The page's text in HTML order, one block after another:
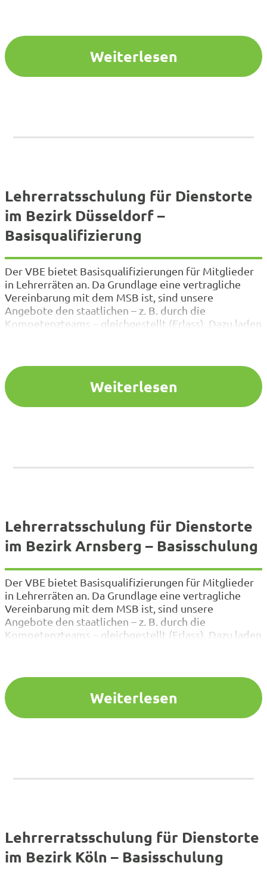
Themenbereiche: z.B. Entlastungsmöglichkeiten,
Kompetenzen der Lehrerkonferenz, Umgang mit…
Weiterlesen
Lehrerratsschulung für Dienstorte
im Bezirk Düsseldorf –
Basisqualifizierung
Der VBE bietet Basisqualifizierungen für Mitglieder
in Lehrerräten an. Da Grundlage eine vertragliche
Vereinbarung mit dem MSB ist, sind unsere
Angebote den staatlichen – z. B. durch die
Kompetenzteams – gleichgestellt (Erlass). Dazu laden
verauslagten Reisekosten dann von der
Bezirksregierung…
Weiterlesen
Lehrerratsschulung für Dienstorte
im Bezirk Arnsberg – Basisschulung
Der VBE bietet Basisqualifizierungen für Mitglieder
in Lehrerräten an. Da Grundlage eine vertragliche
Vereinbarung mit dem MSB ist, sind unsere
Angebote den staatlichen – z. B. durch die
Kompetenzteams – gleichgestellt (Erlass). Dazu laden
Bezirksregierung…
Weiterlesen
Lehrrerratsschulung für Dienstorte
im Bezirk Köln – Basisschulung